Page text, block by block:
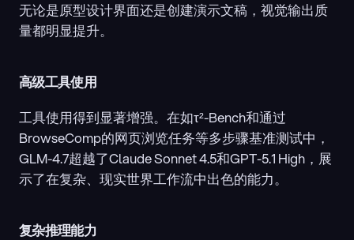
无论是原型设计界面还是创建演示文稿，视觉输出质
量都明显提升。
高级工具使用
工具使用得到显著增强。在如τ²-Bench和通过
BrowseComp的网页浏览任务等多步骤基准测试中，
GLM-4.7超越了Claude Sonnet 4.5和GPT-5.1 High，展
示了在复杂、现实世界工作流中出色的能力。
复杂推理能力